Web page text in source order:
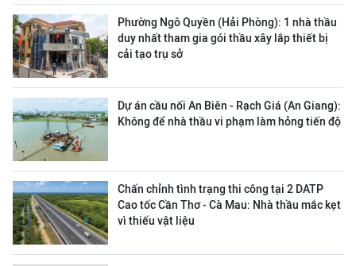
Phường Ngô Quyền (Hải Phòng): 1 nhà thầu
duy nhất tham gia gói thầu xây lắp thiết bị
cải tạo trụ sở
Dự án cầu nối An Biên - Rạch Giá (An Giang):
Không để nhà thầu vi phạm làm hỏng tiến độ
Chấn chỉnh tình trạng thi công tại 2 DATP
Cao tốc Cần Thơ - Cà Mau: Nhà thầu mắc kẹt
vì thiếu vật liệu